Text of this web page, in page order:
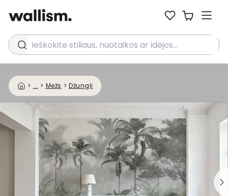
Ieškokite stiliaus, nuotaikos ar idėjos...
> ... > Mežs > Džungļi